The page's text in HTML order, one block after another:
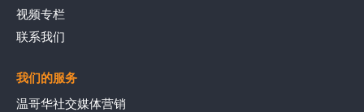
视频专栏
联系我们
我们的服务
温哥华社交媒体营销